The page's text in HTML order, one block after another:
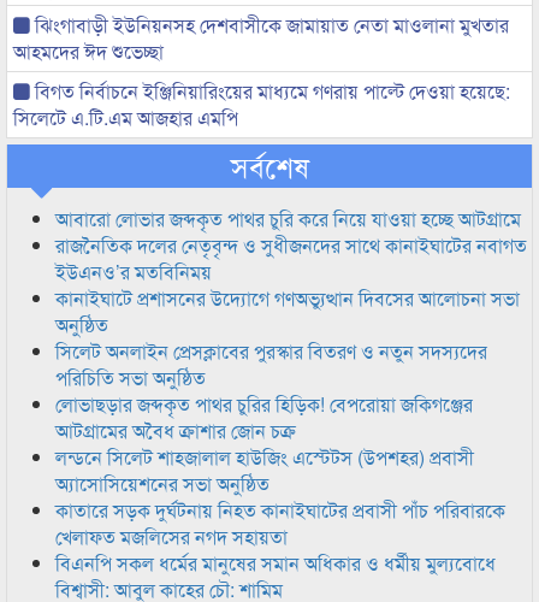
ঝিংগাবাড়ী ইউনিয়নসহ দেশবাসীকে জামায়াত নেতা মাওলানা মুখতার
আহমদের ঈদ শুভেচ্ছা
বিগত নির্বাচনে ইঞ্জিনিয়ারিংয়ের মাধ্যমে গণরায় পাল্টে দেওয়া হয়েছে:
সিলেটে এ.টি.এম আজহার এমপি
সর্বশেষ
আবারো লোভার জব্দকৃত পাথর চুরি করে নিয়ে যাওয়া হচ্ছে আটগ্রামে
রাজনৈতিক দলের নেতৃবৃন্দ ও সুধীজনদের সাথে কানাইঘাটের নবাগত
ইউএনও’র মতবিনিময়
কানাইঘাটে প্রশাসনের উদ্যোগে গণঅভ্যুত্থান দিবসের আলোচনা সভা
অনুষ্ঠিত
সিলেট অনলাইন প্রেসক্লাবের পুরস্কার বিতরণ ও নতুন সদস্যদের
পরিচিতি সভা অনুষ্ঠিত
লোভাছড়ার জব্দকৃত পাথর চুরির হিড়িক! বেপরোয়া জকিগঞ্জের
আটগ্রামের অবৈধ ক্রাশার জোন চক্র
লন্ডনে সিলেট শাহজালাল হাউজিং এস্টেটস (উপশহর) প্রবাসী
অ্যাসোসিয়েশনের সভা অনুষ্ঠিত
কাতারে সড়ক দুর্ঘটনায় নিহত কানাইঘাটের প্রবাসী পাঁচ পরিবারকে
খেলাফত মজলিসের নগদ সহায়তা
বিএনপি সকল ধর্মের মানুষের সমান অধিকার ও ধর্মীয় মুল্যবোধে
বিশ্বাসী: আবুল কাহের চৌ: শামিম